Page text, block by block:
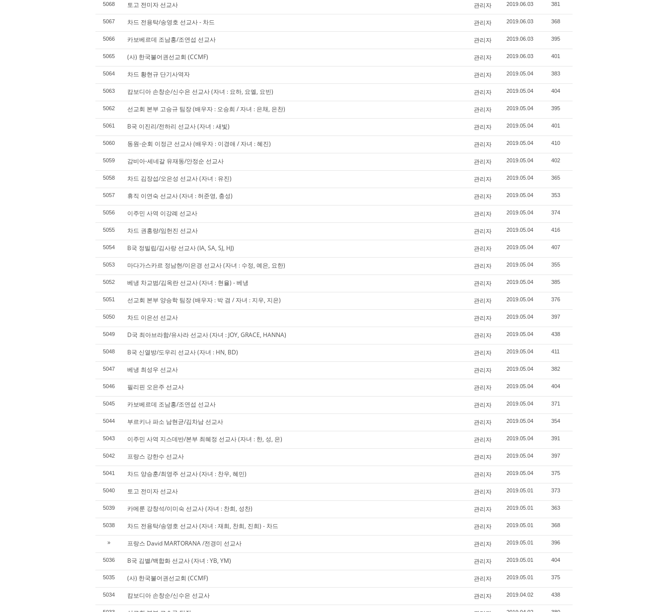
5068 토고 전미자 선교사 관리자 2019.06.03 381
5067 차드 전용탁/송영호 선교사 - 차드 관리자 2019.06.03 368
5066 카보베르데 조남홍/조연섭 선교사 관리자 2019.06.03 395
5065 (사) 한국불어권선교회 (CCMF) 관리자 2019.06.03 401
5064 차드 황현규 단기사역자 관리자 2019.05.04 383
5063 캄보디아 손창순/신수은 선교사 (자녀 : 요하, 요엘, 요빈) 관리자 2019.05.04 404
5062 선교회 본부 고승규 팀장 (배우자 : 오승희 / 자녀 : 은채, 은찬) 관리자 2019.05.04 395
5061 B국 이진리/전하리 선교사 (자녀 : 새빛) 관리자 2019.05.04 401
5060 동원⋅순회 이정근 선교사 (배우자 : 이경애 / 자녀 : 혜진) 관리자 2019.05.04 410
5059 감비아⋅세네갈 유재동/안정순 선교사 관리자 2019.05.04 402
5058 차드 김장섭/오은성 선교사 (자녀 : 유진) 관리자 2019.05.04 365
5057 휴직 이연숙 선교사 (자녀 : 허준영, 충성) 관리자 2019.05.04 353
5056 이주민 사역 이강례 선교사 관리자 2019.05.04 374
5055 차드 권홍량/임헌진 선교사 관리자 2019.05.04 416
5054 B국 정빌립/김사랑 선교사 (IA, SA, SJ, HJ) 관리자 2019.05.04 407
5053 마다가스카르 정남현/이은경 선교사 (자녀 : 수정, 예은, 요한) 관리자 2019.05.04 355
5052 베냉 차교범/김옥란 선교사 (자녀 : 현율) - 베냉 관리자 2019.05.04 385
5051 선교회 본부 양승학 팀장 (배우자 : 박 겸 / 자녀 : 지우, 지은) 관리자 2019.05.04 376
5050 차드 이은선 선교사 관리자 2019.05.04 397
5049 D국 최아브라함/유사라 선교사 (자녀 : JOY, GRACE, HANNA) 관리자 2019.05.04 438
5048 B국 신열방/도우리 선교사 (자녀 : HN, BD) 관리자 2019.05.04 411
5047 베냉 최성우 선교사 관리자 2019.05.04 382
5046 필리핀 오은주 선교사 관리자 2019.05.04 404
5045 카보베르데 조남홍/조연섭 선교사 관리자 2019.05.04 371
5044 부르키나 파소 남현균/김차남 선교사 관리자 2019.05.04 354
5043 이주민 사역 지스데반/본부 최혜정 선교사 (자녀 : 한, 성, 은) 관리자 2019.05.04 391
5042 프랑스 강한수 선교사 관리자 2019.05.04 397
5041 차드 양승훈/최영주 선교사 (자녀 : 찬우, 혜민) 관리자 2019.05.04 375
5040 토고 전미자 선교사 관리자 2019.05.01 373
5039 카메룬 강창석/이미숙 선교사 (자녀 : 찬희, 성찬) 관리자 2019.05.01 363
5038 차드 전용탁/송영호 선교사 (자녀 : 재희, 찬희, 진희) - 차드 관리자 2019.05.01 368
» 프랑스 David MARTORANA /전경미 선교사 관리자 2019.05.01 396
5036 B국 김별/백합화 선교사 (자녀 : YB, YM) 관리자 2019.05.01 404
5035 (사) 한국불어권선교회 (CCMF) 관리자 2019.05.01 375
5034 캄보디아 손창순/신수은 선교사 관리자 2019.04.02 438